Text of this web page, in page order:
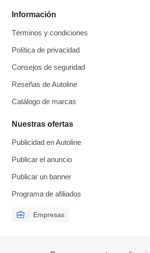
Información
Términos y condiciones
Política de privacidad
Consejos de seguridad
Reseñas de Autoline
Catálogo de marcas
Nuestras ofertas
Publicidad en Autoline
Publicar el anuncio
Publicar un banner
Programa de afiliados
Empresas